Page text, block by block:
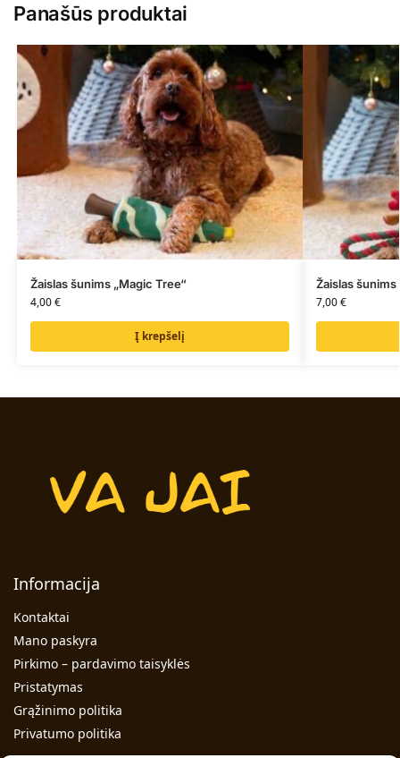
Panašūs produktai
Žaislas šunims „Magic Tree“
4,00€
Į krepšelį
Žaislas šunims
7,00€
Informacija
Kontaktai
Mano paskyra
Pirkimo – pardavimo taisyklės
Pristatymas
Grąžinimo politika
Privatumo politika